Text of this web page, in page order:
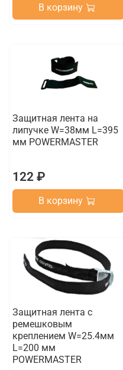
В корзину
Защитная лента на
липучке W=38мм L=395
мм POWERMASTER
122 ₽
В корзину
Защитная лента с
ремешковым
креплением W=25.4мм
L=200 мм
POWERMASTER